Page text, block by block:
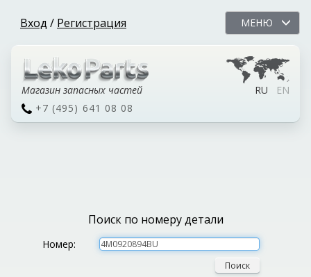
Вход / Регистрация МЕНЮ
Магазин запасных частей RU
EN
+7 (495) 641 08 08
Поиск по номеру детали
Номер:
Поиск